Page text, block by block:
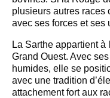
plusieurs autres races
avec ses forces et ses
La Sarthe appartient à
Grand Ouest. Avec
humides, elle se
avec une tradition
attachement fort aux